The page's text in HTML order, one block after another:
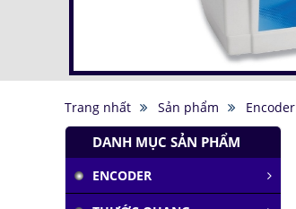
Trang nhất Sản phẩm Encoder
DANH MỤC SẢN PHẨM
ENCODER
Tàu siêu tốc chạy liên